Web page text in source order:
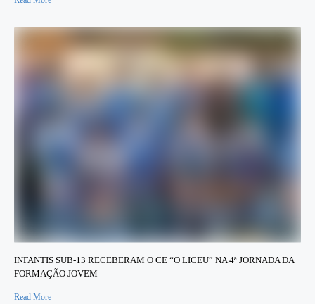
INFANTIS SUB-13 RECEBERAM O CE “O LICEU” NA 4ª JORNADA DA
FORMAÇÃO JOVEM
Read More